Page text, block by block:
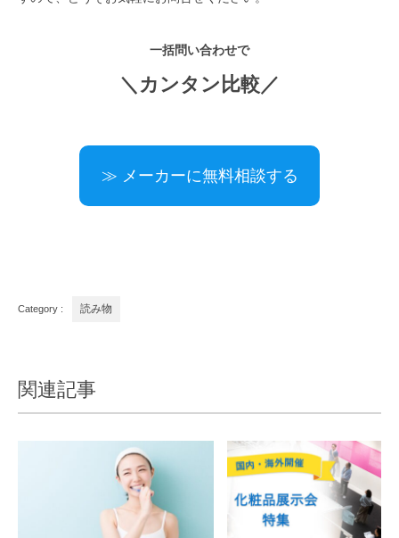
一括問い合わせで
＼カンタン比較／
≫ メーカーに無料相談する
Category : 読み物
関連記事